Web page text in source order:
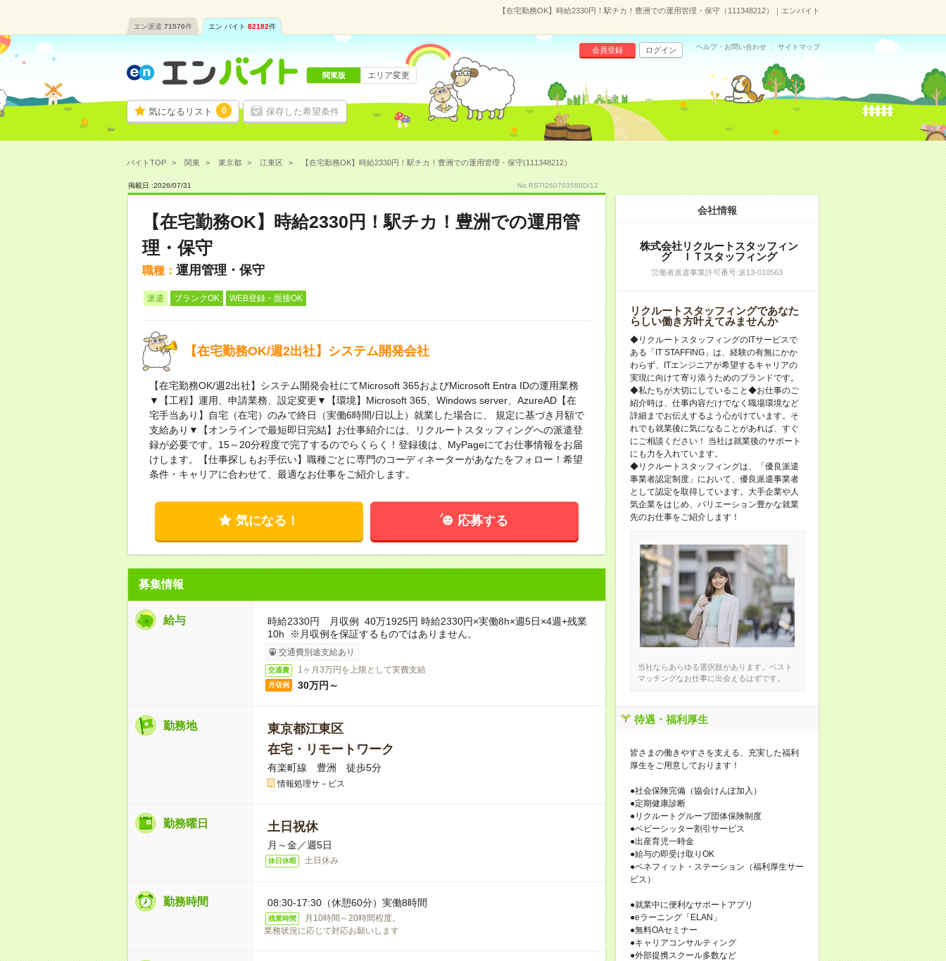
【在宅勤務OK】時給2330円！駅チカ！豊洲での運用管理・保守（111348212）｜エンバイト
エン派遣 71570件 エン バイト 82182件
気になるリスト 0 保存した希望条件
会員登録 ログイン ヘルプ・お問い合わせ サイトマップ
関東版 エリア変更
バイトTOP 関東 東京都 江東区 【在宅勤務OK】時給2330円！駅チカ！豊洲での運用管理・保守(111348212）
掲載日 :2026/07/31 No.RSTI260703588D/12
【在宅勤務OK】時給2330円！駅チカ！豊洲での運用管
理・保守
職種： 運用管理・保守
派遣 ブランクOK WEB登録・面接OK
【在宅勤務OK/週2出社】システム開発会社
【在宅勤務OK/週2出社】システム開発会社にてMicrosoft 365およびMicrosoft Entra IDの運用業務
▼【工程】運用、申請業務、設定変更▼【環境】Microsoft 365、Windows server、AzureAD【在
宅手当あり】自宅（在宅）のみで終日（実働6時間/日以上）就業した場合に、 規定に基づき月額で
支給あり▼【オンラインで最短即日完結】お仕事紹介には、リクルートスタッフィングへの派遣登
録が必要です。15～20分程度で完了するのでらくらく！登録後は、MyPageにてお仕事情報をお届
けします。【仕事探しもお手伝い】職種ごとに専門のコーディネーターがあなたをフォロー！希望
条件・キャリアに合わせて、最適なお仕事をご紹介します。
気になる！ 応募する
募集情報
給与
時給2330円 月収例 40万1925円 時給2330円×実働8h×週5日×4週+残業
10h ※月収例を保証するものではありません。
交通費別途支給あり
交通費 1ヶ月3万円を上限として実費支給
月収例 30万円～
勤務地
東京都江東区
在宅・リモートワーク
有楽町線 豊洲 徒歩5分
情報処理サ－ビス
勤務曜日 土日祝休
月～金／週5日
休日休暇 土日休み
勤務時間 08:30-17:30（休憩60分）実働8時間
残業時間
月10時間～20時間程度。
業務状況に応じて対応お願いします
会社情報
株式会社リクルートスタッフィン
グ ＩＴスタッフィング
労働者派遣事業許可番号:派13-010563
リクルートスタッフィングであなた
らしい働き方叶えてみませんか
◆リクルートスタッフィングのITサービスで
ある「IT STAFFING」は、経験の有無にかか
わらず、ITエンジニアが希望するキャリアの
実現に向けて寄り添うためのブランドです。
◆私たちが大切にしていること◆お仕事のご
紹介時は、仕事内容だけでなく職場環境など
詳細までお伝えするよう心がけています。そ
れでも就業後に気になることがあれば、すぐ
にご相談ください！ 当社は就業後のサポート
にも力を入れています。
◆リクルートスタッフィングは、「優良派遣
事業者認定制度」において、優良派遣事業者
として認定を取得しています。大手企業や人
気企業をはじめ、バリエーション豊かな就業
先のお仕事をご紹介します！
当社ならあらゆる選択肢があります。ベスト
マッチングなお仕事に出会えるはずです。
待遇・福利厚生
皆さまの働きやすさを支える、充実した福利
厚生をご用意しております！
●社会保険完備（協会けんぽ加入）
●定期健康診断
●リクルートグループ団体保険制度
●ベビーシッター割引サービス
●出産育児一時金
●給与の即受け取りOK
●ベネフィット・ステーション（福利厚生サー
ビス）
●就業中に便利なサポートアプリ
●eラーニング「ELAN」
●無料OAセミナー
●キャリアコンサルティング
●外部提携スクール多数など